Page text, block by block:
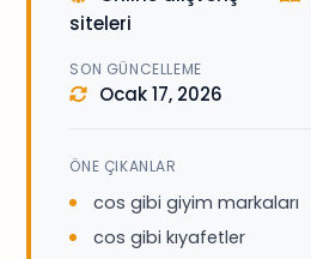
siteleri
SON GÜNCELLEME
Ocak 17, 2026
ÖNE ÇIKANLAR
cos gibi giyim markaları
cos gibi kıyafetler